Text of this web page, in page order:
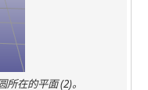
在的平面 (2)。